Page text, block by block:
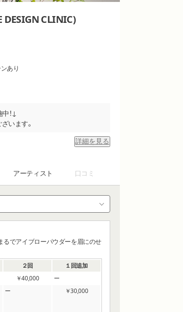
DESIGN CLINIC)
あり
！↓
います。
詳細を見る
アーティスト 口コミ
るでアイブローパウダーを眉にのせ
２回
１回追加
￥40,000
￥30,000